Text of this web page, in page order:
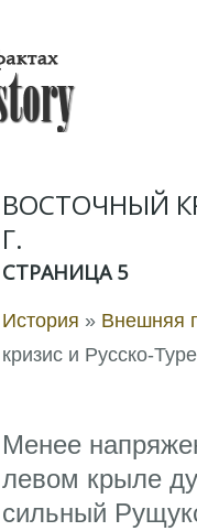
ВОСТОЧНЫЙ
Г.
СТРАНИЦА 5
История » Внешняя
кризис и Русско-
Менее
левом крыле
сильный